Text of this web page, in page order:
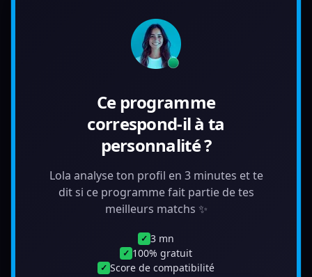
Ce programme
correspond-il à ta
personnalité ?
Lola analyse ton profil en 3 minutes et te
dit si ce programme fait partie de tes
meilleurs matchs ✨
✓ 3 mn
✓ 100% gratuit
✓ Score de compatibilité